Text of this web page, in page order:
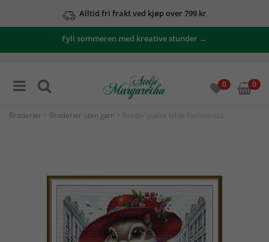
Alltid fri frakt ved kjøp over 799 kr
Fyll sommeren med kreative stunder →
0 0
Broderier Broderier uten garn > Broderipakke bilde Fashionista